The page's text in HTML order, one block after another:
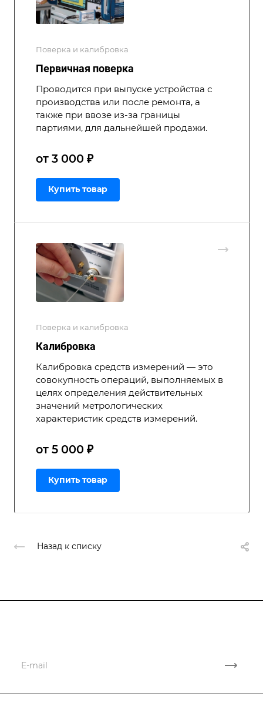
Поверка и калибровка
Первичная поверка
Проводится при выпуске устройства с
производства или после ремонта, а
также при ввозе из-за границы
партиями, для дальнейшей продажи.
от 3 000 ₽
Купить товар
Поверка и калибровка
Калибровка
Калибровка средств измерений — это
совокупность операций, выполняемых в
целях определения действительных
значений метрологических
характеристик средств измерений.
от 5 000 ₽
Купить товар
Назад к списку